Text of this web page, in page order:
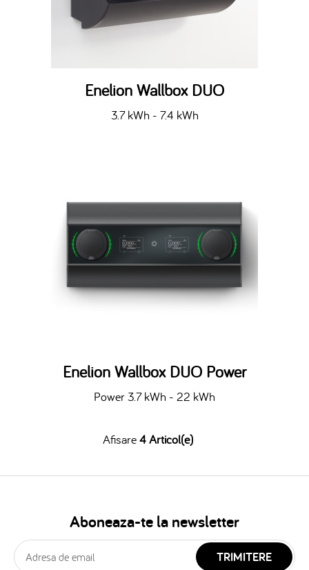
Enelion Wallbox DUO
3.7 kWh - 7.4 kWh
Enelion Wallbox DUO Power
Power 3.7 kWh - 22 kWh
Afisare4 Articol(e)
Aboneaza-te la newsletter
TRIMITERE